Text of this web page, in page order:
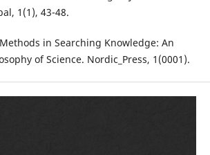
1(1), 43-48.
in Searching Knowledge: An
of Science. Nordic_Press, 1(0001).